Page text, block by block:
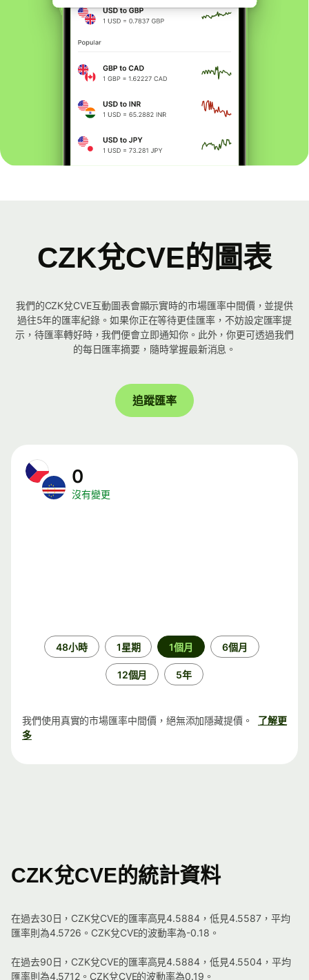
CZK兌CVE的圖表
我們的CZK兌CVE互動圖表會顯示實時的市場匯率中間價，並提供
過往5年的匯率紀錄。如果你正在等待更佳匯率，不妨設定匯率提
示，待匯率轉好時，我們便會立即通知你。此外，你更可透過我們
的每日匯率摘要，隨時掌握最新消息。
追蹤匯率
0
沒有變更
48小時 1星期 1個月 6個月
12個月 5年
我們使用真實的市場匯率中間價，絕無添加隱藏提價。
了解更
多
CZK兌CVE的統計資料
在過去30日，CZK兌CVE的匯率高見4.5884，低見4.5587，平均
匯率則為4.5726。CZK兌CVE的波動率為-0.18。
在過去90日，CZK兌CVE的匯率高見4.5884，低見4.5504，平均
匯率則為4.5712。CZK兌CVE的波動率為0.19。